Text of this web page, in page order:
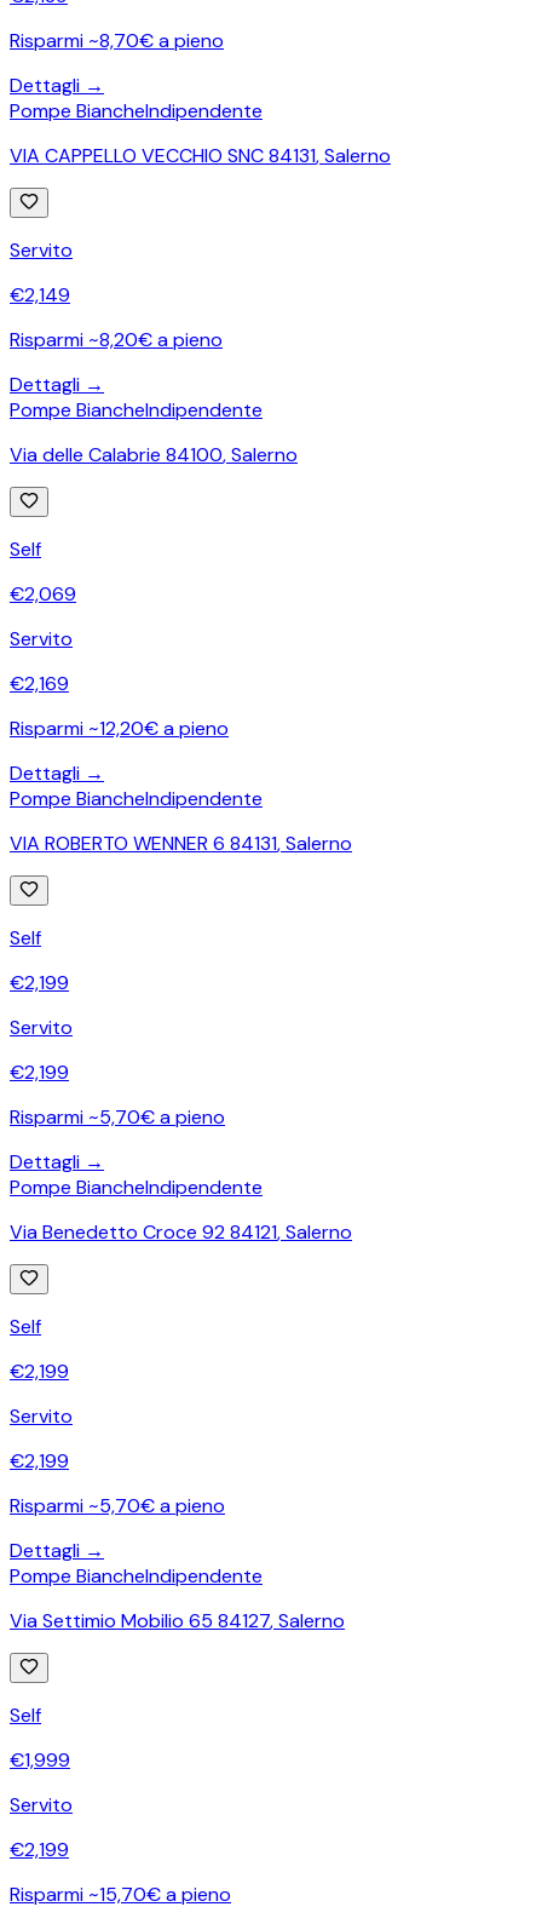
Risparmi ~8,70€ a pieno
Dettagli →
Pompe BiancheIndipendente
VIA CAPPELLO VECCHIO SNC 84131,Salerno
Servito
€2,149
Risparmi ~8,20€ a pieno
Dettagli →
Pompe BiancheIndipendente
Via delle Calabrie 84100,Salerno
Self
€2,069
Servito
€2,169
Risparmi ~12,20€ a pieno
Dettagli →
Pompe BiancheIndipendente
VIA ROBERTO WENNER 6 84131,Salerno
Self
€2,199
Servito
€2,199
Risparmi ~5,70€ a pieno
Dettagli →
Pompe BiancheIndipendente
Via Benedetto Croce 92 84121,Salerno
Self
€2,199
Servito
€2,199
Risparmi ~5,70€ a pieno
Dettagli →
Pompe BiancheIndipendente
Via Settimio Mobilio 65 84127,Salerno
Self
€1,999
Servito
€2,199
Risparmi ~15,70€ a pieno